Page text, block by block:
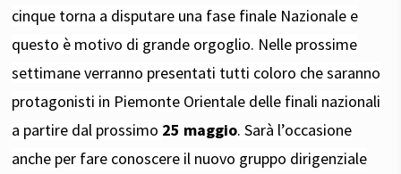
cinque torna a disputare una fase finale Nazionale e
questo è motivo di grande orgoglio. Nelle prossime
settimane verranno presentati tutti coloro che saranno
protagonisti in Piemonte Orientale delle finali nazionali
a partire dal prossimo 25 maggio. Sarà l’occasione
anche per fare conoscere il nuovo gruppo dirigenziale